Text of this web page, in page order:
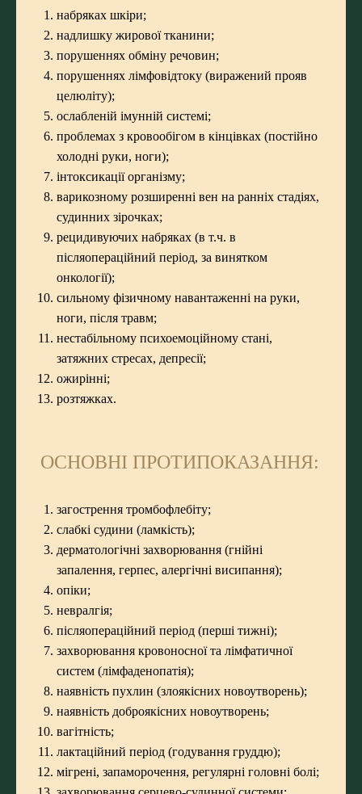
набряках шкіри;
надлишку жирової тканини;
порушеннях обміну речовин;
порушеннях лімфовідтоку (виражений прояв
целюліту);
ослабленій імунній системі;
проблемах з кровообігом в кінцівках (постійно
холодні руки, ноги);
інтоксикації організму;
варикозному розширенні вен на ранніх стадіях,
судинних зірочках;
рецидивуючих набряках (в т.ч. в
післяопераційний період, за винятком
онкології);
сильному фізичному навантаженні на руки,
ноги, після травм;
нестабільному психоемоційному стані,
затяжних стресах, депресії;
ожирінні;
розтяжках.
ОСНОВНІ ПРОТИПОКАЗАННЯ:
загострення тромбофлебіту;
слабкі судини (ламкість);
дерматологічні захворювання (гнійні
запалення, герпес, алергічні висипання);
опіки;
невралгія;
післяопераційний період (перші тижні);
захворювання кровоносної та лімфатичної
систем (лімфаденопатія);
наявність пухлин (злоякісних новоутворень);
наявність доброякісних новоутворень;
вагітність;
лактаційний період (годування груддю);
мігрені, запаморочення, регулярні головні болі;